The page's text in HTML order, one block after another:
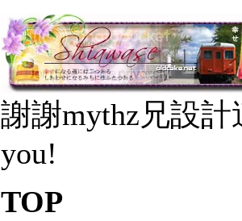
謝謝mythz兄設
you!
TOP